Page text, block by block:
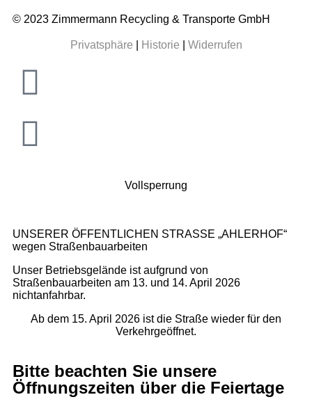
© 2023 Zimmermann Recycling & Transporte GmbH
Privatsphäre Historie Widerrufen
Vollsperrung
UNSERER ÖFFENTLICHEN STRASSE „AHLERHOF“
wegen Straßenbauarbeiten
Unser Betriebsgelände ist aufgrund von
Straßenbauarbeiten am 13. und 14. April 2026
nichtanfahrbar.
Ab dem 15. April 2026 ist die Straße wieder für den
Verkehrgeöffnet.
Bitte beachten Sie unsere
Öffnungszeiten über die Feiertage